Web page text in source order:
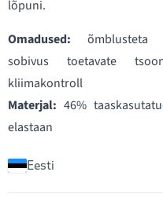
lõpuni.
Omadused: õmblusteta
sobivus toetavate
kliimakontroll
Materjal: 46%
elastaan
Eesti